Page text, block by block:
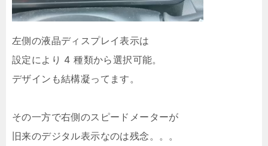
左側の液晶ディスプレイ表示は
設定により 4 種類から選択可能。
デザインも結構凝ってます。
その一方で右側のスピードメーターが
旧来のデジタル表示なのは残念。。。